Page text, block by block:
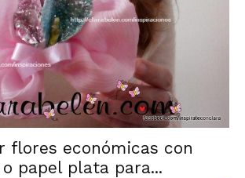
flores económicas con
papel plata para...